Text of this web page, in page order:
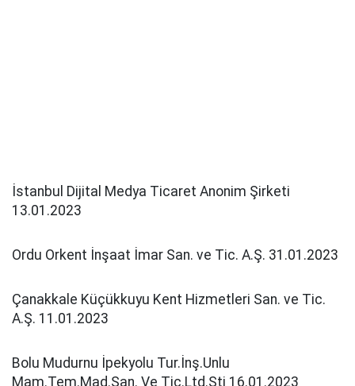
İstanbul Dijital Medya Ticaret Anonim Şirketi
13.01.2023
Ordu Orkent İnşaat İmar San. ve Tic. A.Ş. 31.01.2023
Çanakkale Küçükkuyu Kent Hizmetleri San. ve Tic.
A.Ş. 11.01.2023
Bolu Mudurnu İpekyolu Tur.İnş.Unlu
Mam.Tem.Mad.San. Ve Tic.Ltd.Şti 16.01.2023